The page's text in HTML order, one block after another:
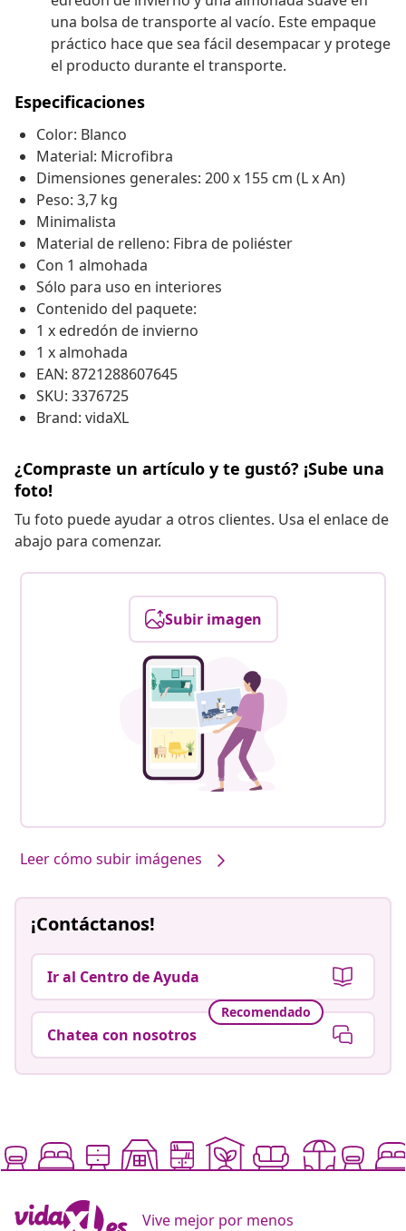
una bolsa de transporte al vacío. Este empaque
práctico hace que sea fácil desempacar y protege
el producto durante el transporte.
Especificaciones
Color: Blanco
Material: Microfibra
Dimensiones generales: 200 x 155 cm (L x An)
Peso: 3,7 kg
Minimalista
Material de relleno: Fibra de poliéster
Con 1 almohada
Sólo para uso en interiores
Contenido del paquete:
1 x edredón de invierno
1 x almohada
EAN: 8721288607645
SKU: 3376725
Brand: vidaXL
¿Compraste un artículo y te gustó? ¡Sube una
foto!
Tu foto puede ayudar a otros clientes. Usa el enlace de
abajo para comenzar.
Subir imagen
Leer cómo subir imágenes
¡Contáctanos!
Ir al Centro de Ayuda
Recomendado
Chatea con nosotros
Vive mejor por menos